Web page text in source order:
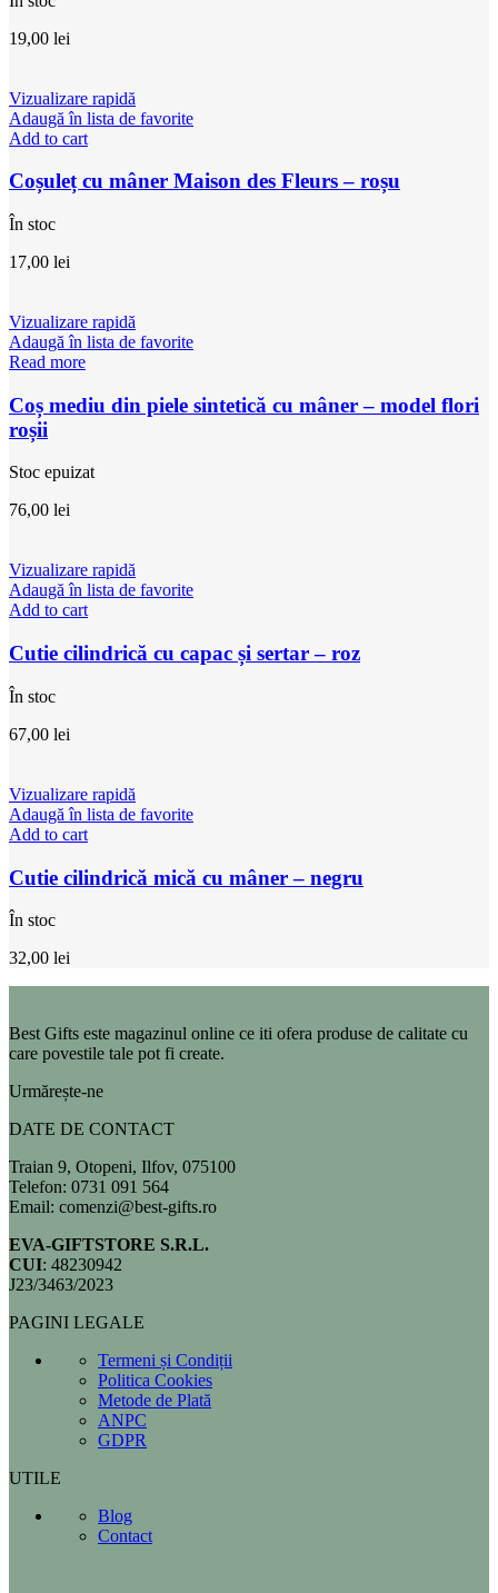
19,00 lei
Vizualizare rapidă
Adaugă în lista de favorite
Add to cart
Coșuleț cu mâner Maison des Fleurs – roșu
În stoc
17,00 lei
Vizualizare rapidă
Adaugă în lista de favorite
Read more
Coș mediu din piele sintetică cu mâner – model flori
roșii
Stoc epuizat
76,00 lei
Vizualizare rapidă
Adaugă în lista de favorite
Add to cart
Cutie cilindrică cu capac și sertar – roz
În stoc
67,00 lei
Vizualizare rapidă
Adaugă în lista de favorite
Add to cart
Cutie cilindrică mică cu mâner – negru
În stoc
32,00 lei
Best Gifts este magazinul online ce iti ofera produse de calitate cu
care povestile tale pot fi create.
Urmărește-ne
DATE DE CONTACT
Traian 9, Otopeni, Ilfov, 075100
Telefon: 0731 091 564
Email: comenzi@best-gifts.ro
EVA-GIFTSTORE S.R.L.
CUI: 48230942
J23/3463/2023
PAGINI LEGALE
Termeni și Condiții
Politica Cookies
Metode de Plată
ANPC
GDPR
UTILE
Blog
Contact